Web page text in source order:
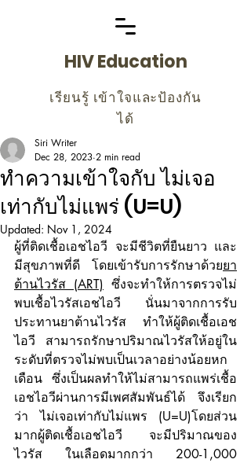
HIV Education
เรียนรู้ เข้าใจและป้องกัน
ได้
ทำความเข้าใจกับ ไม่เจอ
เท่ากับไม่แพร่ (U=U)
Siri Writer
Dec 28, 2023 2 min read
Updated: Nov 1, 2024
ผู้ที่ติดเชื้อเอชไอวี จะมีชีวิตที่ยืนยาว และ
มีสุขภาพที่ดี โดยเข้ารับการรักษาด้วยยา
ต้านไวรัส (ART) ซึ่งจะทำให้การตรวจไม่
พบเชื้อไวรัสเอชไอวี  นั่นมาจากการรับ
ประทานยาต้านไวรัส ทำให้ผู้ติดเชื้อเอช
ไอวี สามารถรักษาปริมาณไวรัสให้อยู่ใน
ระดับที่ตรวจไม่พบเป็นเวลาอย่างน้อยหก
เดือน ซึ่งเป็นผลทำให้ไม่สามารถแพร่เชื้อ
เอชไอวีผ่านการมีเพศสัมพันธ์ได้ จึงเรียก
ว่า ไม่เจอเท่ากับไม่แพร (U=U)โดยส่วน
มากผู้ติดเชื้อเอชไอวี จะมีปริมาณของ
ไวรัส ในเลือดมากกว่า 200-1,000